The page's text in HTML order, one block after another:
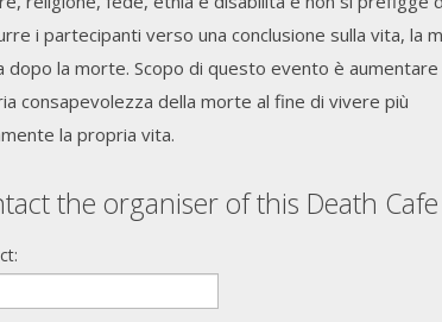
i partecipanti verso una conclusione sulla vita, la
dopo la morte. Scopo di questo evento è aumentare
consapevolezza della morte al fine di vivere più
la propria vita.
the organiser of this Death Cafe